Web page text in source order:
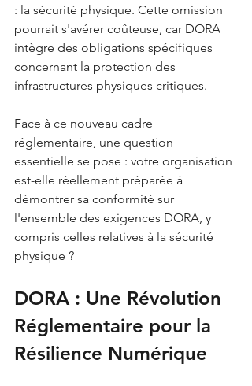
: la sécurité physique. Cette omission
pourrait s'avérer coûteuse, car DORA
intègre des obligations spécifiques
concernant la protection des
infrastructures physiques critiques.
Face à ce nouveau cadre
réglementaire, une question
essentielle se pose : votre organisation
est-elle réellement préparée à
démontrer sa conformité sur
l'ensemble des exigences DORA, y
compris celles relatives à la sécurité
physique ?
DORA : Une Révolution
Réglementaire pour la
Résilience Numérique